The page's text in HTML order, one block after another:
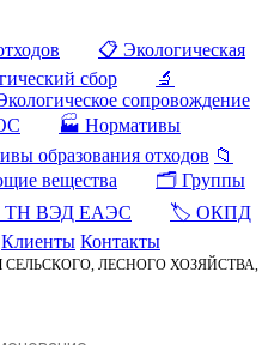
📋 Экологическая
сбор
🔬
сопровождение
🏭 Нормативы
образования отходов 📁
вещества
🗂️ Группы
ТН ВЭД ЕАЭС
🏷️ ОКПД
Клиенты Контакты
СЕЛЬСКОГО, ЛЕСНОГО ХОЗЯЙСТВА,